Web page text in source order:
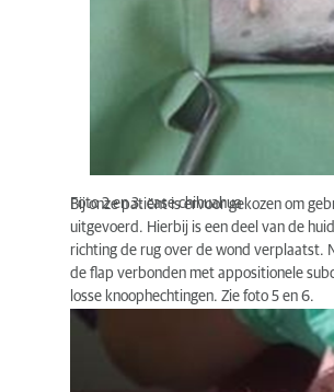
Foto 2 en 3: case chihuahua
Bij onze patiënt is ervoor gekozen om
uitgevoerd. Hierbij is een deel van de
richting de rug over de wond verplaatst.
de flap verbonden met appositionele
losse knoophechtingen. Zie foto 5 en 6.